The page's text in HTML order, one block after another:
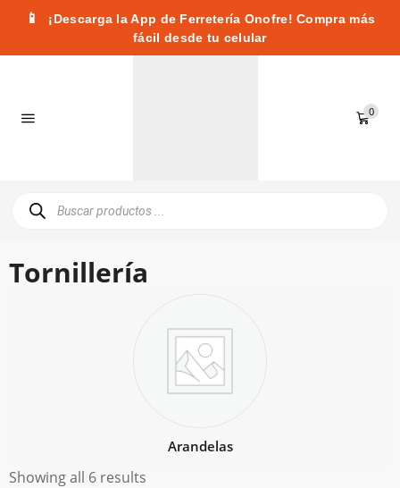
📱
¡Descarga la App de Ferretería Onofre! Compra más
fácil desde tu celular
0
Tornillería
Arandelas
Showing all 6 results